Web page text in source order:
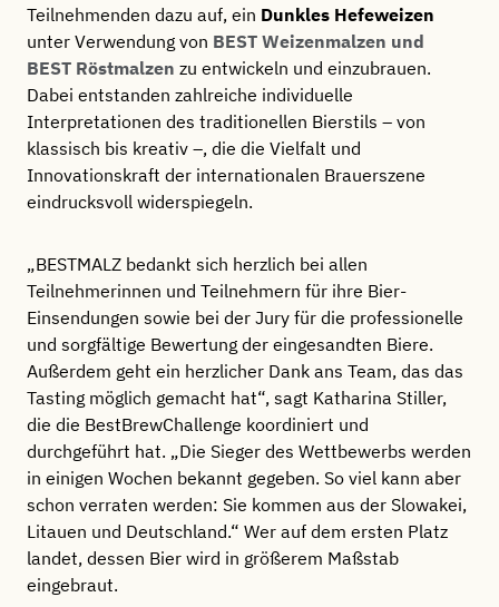
Teilnehmenden dazu auf, ein Dunkles Hefeweizen
unter Verwendung von BEST Weizenmalzen und
BEST Röstmalzen zu entwickeln und einzubrauen.
Dabei entstanden zahlreiche individuelle
Interpretationen des traditionellen Bierstils – von
klassisch bis kreativ –, die die Vielfalt und
Innovationskraft der internationalen Brauerszene
eindrucksvoll widerspiegeln.
„BESTMALZ bedankt sich herzlich bei allen
Teilnehmerinnen und Teilnehmern für ihre Bier-
Einsendungen sowie bei der Jury für die professionelle
und sorgfältige Bewertung der eingesandten Biere.
Außerdem geht ein herzlicher Dank ans Team, das das
Tasting möglich gemacht hat“, sagt Katharina Stiller,
die die BestBrewChallenge koordiniert und
durchgeführt hat. „Die Sieger des Wettbewerbs werden
in einigen Wochen bekannt gegeben. So viel kann aber
schon verraten werden: Sie kommen aus der Slowakei,
Litauen und Deutschland.“ Wer auf dem ersten Platz
landet, dessen Bier wird in größerem Maßstab
eingebraut.